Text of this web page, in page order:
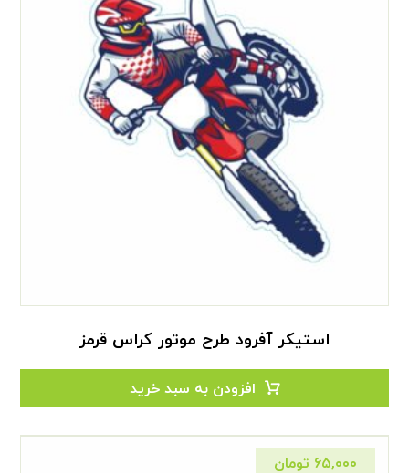
استیکر آفرود طرح موتور کراس قرمز
افزودن به سبد خرید
۶۵,۰۰۰ تومان